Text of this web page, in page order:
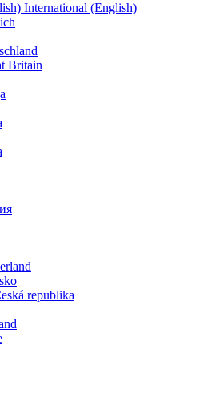
International (English)
Britain
republika